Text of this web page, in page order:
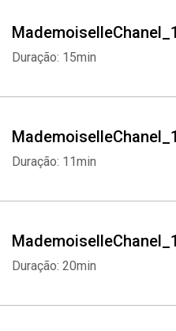
Duração: 15min
Duração: 11min
Duração: 20min